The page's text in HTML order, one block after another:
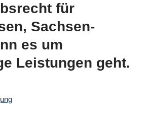
für
Sachsen-
es um
Leistungen geht.